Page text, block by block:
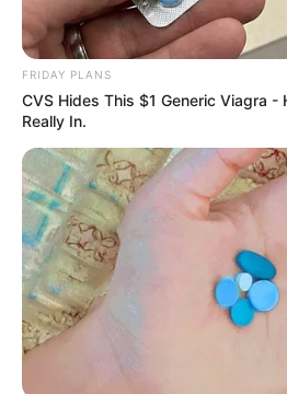
Why this ordinary drink is the
your best every day
The Most Unexpected
BRAINBERRIES
FRIDAY PLANS
CVS Hides This $1 Generic Viagra -
Really In.